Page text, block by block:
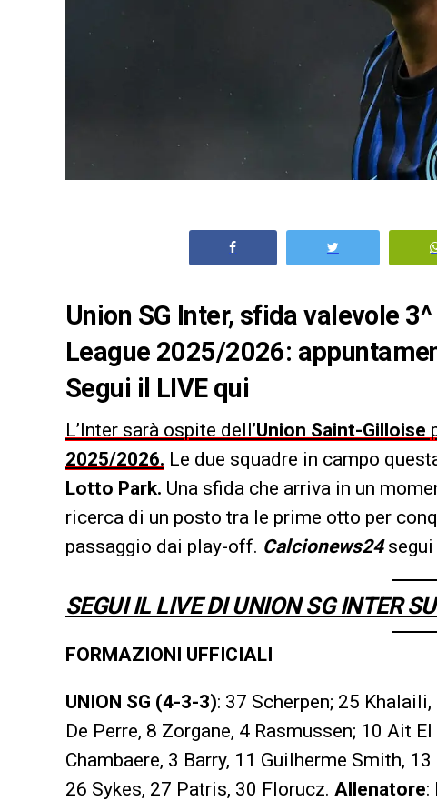
Union SG Inter, sfida valevole
League 2025/2026:
Segui il LIVE qui
L’Inter sarà ospite dell’Union Saint-Gilloise
2025/2026. Le due squadre in campo
Lotto Park. Una sfida che arriva in un
ricerca di un posto tra le prime otto per
passaggio dai play-off. Calcionews24
SEGUI IL LIVE DI UNION SG INTER
FORMAZIONI UFFICIALI
UNION SG (4-3-3): 37 Scherpen; 25
De Perre, 8 Zorgane, 4 Rasmussen; 10 Ait
Chambaere, 3 Barry, 11 Guilherme Smith,
26 Sykes, 27 Patris, 30 Florucz. Allenatore: